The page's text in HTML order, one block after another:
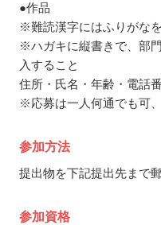
●作品
※難読漢字にはふりがな
※ハガキに縦書きで、部
入すること
住所・氏名・年齢・電話
※応募は一人何通でも可
参加方法
提出物を下記提出先まで
参加資格